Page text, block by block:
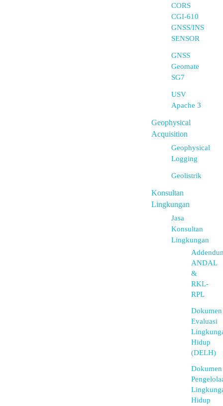
CORS
CGI-610
GNSS/INS
SENSOR
GNSS
Geomate
SG7
USV
Apache 3
Geophysical
Acquisition
Geophysical
Logging
Geolistrik
Konsultan
Lingkungan
Jasa
Konsultan
Lingkungan
ANDAL
&
RKL-
RPL
Dokumen
Evaluasi
Hidup
(DELH)
Dokumen
Hidup